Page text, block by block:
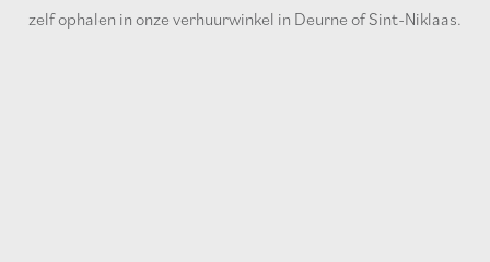
zelf ophalen in onze verhuurwinkel in Deurne of Sint-Niklaas.